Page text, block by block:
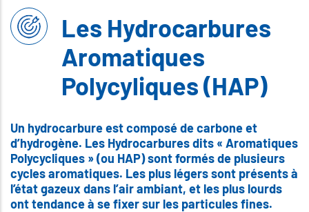
Les Hydrocarbures
Aromatiques
Polycyliques (HAP)
Un hydrocarbure est composé de carbone et
d’hydrogène. Les Hydrocarbures dits « Aromatiques
Polycycliques » (ou HAP) sont formés de plusieurs
cycles aromatiques. Les plus légers sont présents à
l’état gazeux dans l’air ambiant, et les plus lourds
ont tendance à se fixer sur les particules fines.